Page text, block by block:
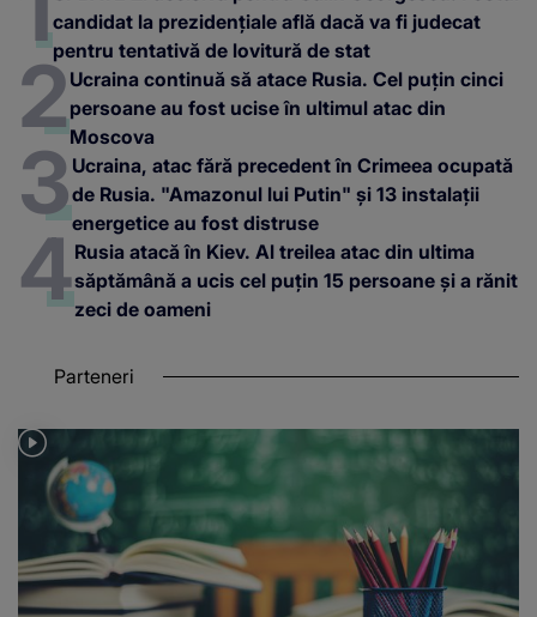
candidat la prezidențiale află dacă va fi judecat
pentru tentativă de lovitură de stat
Ucraina continuă să atace Rusia. Cel puțin cinci
persoane au fost ucise în ultimul atac din
Moscova
Ucraina, atac fără precedent în Crimeea ocupată
de Rusia. "Amazonul lui Putin" și 13 instalații
energetice au fost distruse
Rusia atacă în Kiev. Al treilea atac din ultima
săptămână a ucis cel puțin 15 persoane și a rănit
zeci de oameni
Parteneri